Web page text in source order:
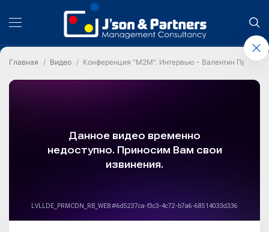
Главная Видео Конференция "М2М". Интервью - Валентин